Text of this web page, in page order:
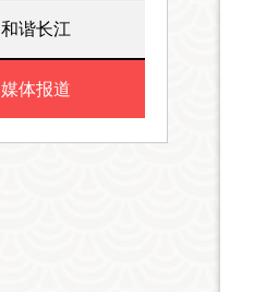
和谐长江
媒体报道